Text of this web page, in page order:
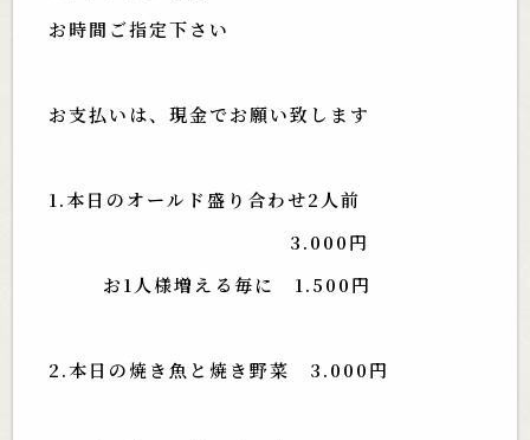
お時間ご指定下さい
お支払いは、現金でお願い致します
1.本日のオールド盛り合わせ2人前
3.000円
お1人様増える毎に 1.500円
2.本日の焼き魚と焼き野菜 3.000円